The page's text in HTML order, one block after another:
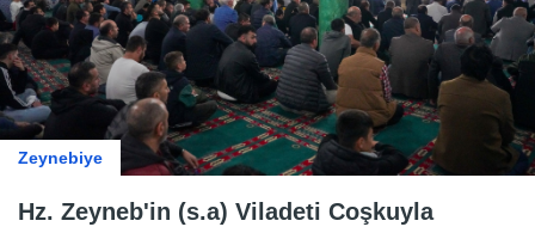
Zeynebiye
Hz. Zeyneb'in (s.a) Viladeti Coşkuyla